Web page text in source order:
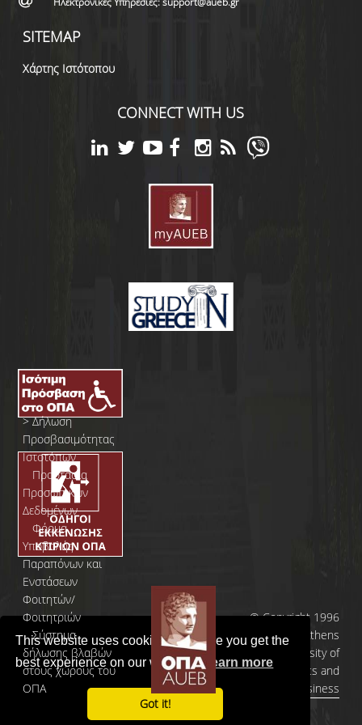
This website uses cookies to ensure you get the
best experience on our website.Learn more
Got it!
SITEMAP
Χάρτης Ιστότοπου
CONNECT WITH US
>Δήλωση
Προσβασιμότητας
Ιστοτόπων
Προστασία
Προσωπικών
Δεδομένων
Φόρμα
Yποβολής
Παραπόνων και
Ενστάσεων
Φοιτητών/
Φοιτητριών
>Σύστημα
δήλωσης βλαβών
στους χώρους του
ΟΠΑ
© Copyright 1996
- 2026 | Athens
University of
Economics and
Business